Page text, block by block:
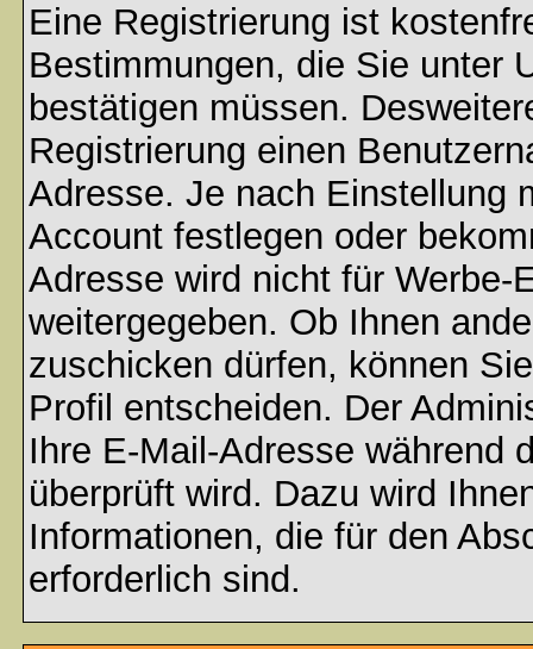
Eine Registrierung ist
Bestimmungen, die Sie unter
bestätigen müssen.
Registrierung einen
Adresse. Je nach Einstellung
Account festlegen oder
Adresse wird nicht für
weitergegeben. Ob Ihnen
zuschicken dürfen, können
Profil entscheiden. Der
Ihre E-Mail-Adresse während
überprüft wird. Dazu wird
Informationen, die für den
erforderlich sind.